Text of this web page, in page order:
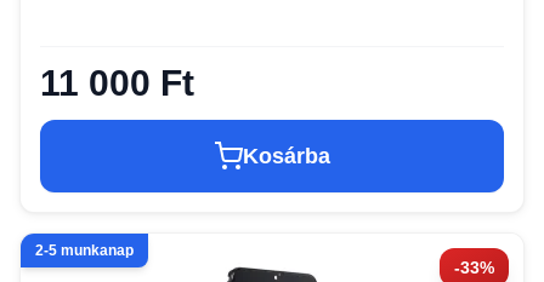
11 000 Ft
Kosárba
-33%
2-5 munkanap